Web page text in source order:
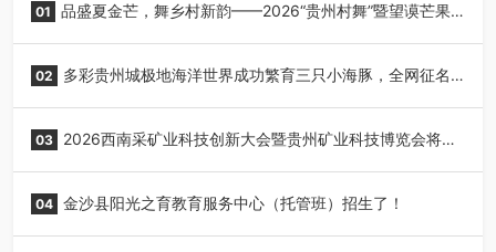
01 品盛夏金芒，舞乡村新韵——2026“贵州村舞”暨望谟芒果
02 多彩贵州城极地海洋世界成功繁育三只小海豚，全网征名
03 2026西南采矿业科技创新大会暨贵州矿业科技博览会将在
04 金沙县阳光之育教育服务中心（托管班）招生了！